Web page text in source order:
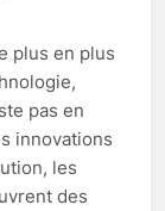
plus en plus
pas en
innovations
les
des